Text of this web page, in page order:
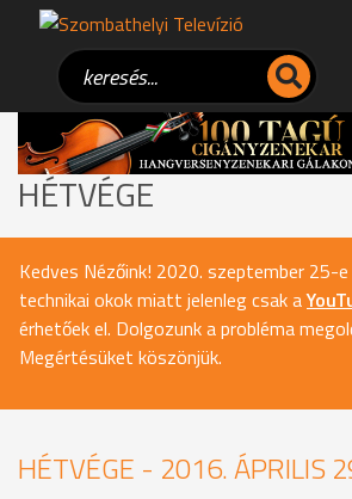
HÉTVÉGE
Kedves Nézőink! 2020. szeptember 25-
technikai okok miatt jelenleg csak a
érhetőek el. Dolgozunk a probléma
Megértésüket köszönjük.
HÉTVÉGE - 2016. ÁPRILIS